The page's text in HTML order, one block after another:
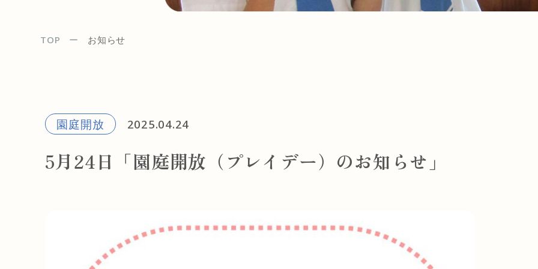
TOP お知らせ
園庭開放 2025.04.24
5月24日「園庭開放（プレイデー）のお知らせ」